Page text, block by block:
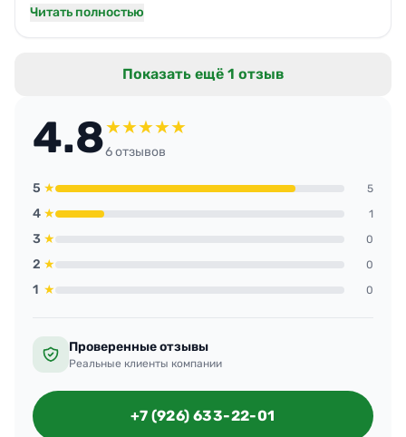
вычистили так, будто и не было ремонта. На
что доверился профессионалам.
Читать полностью
Показать ещё 1 отзыв
4.8★★★★★
6 отзывов
5 ★ 5
4 ★ 1
3 ★ 0
2 ★ 0
1 ★ 0
Проверенные отзывы
Реальные клиенты компании
+7 (926) 633-22-01